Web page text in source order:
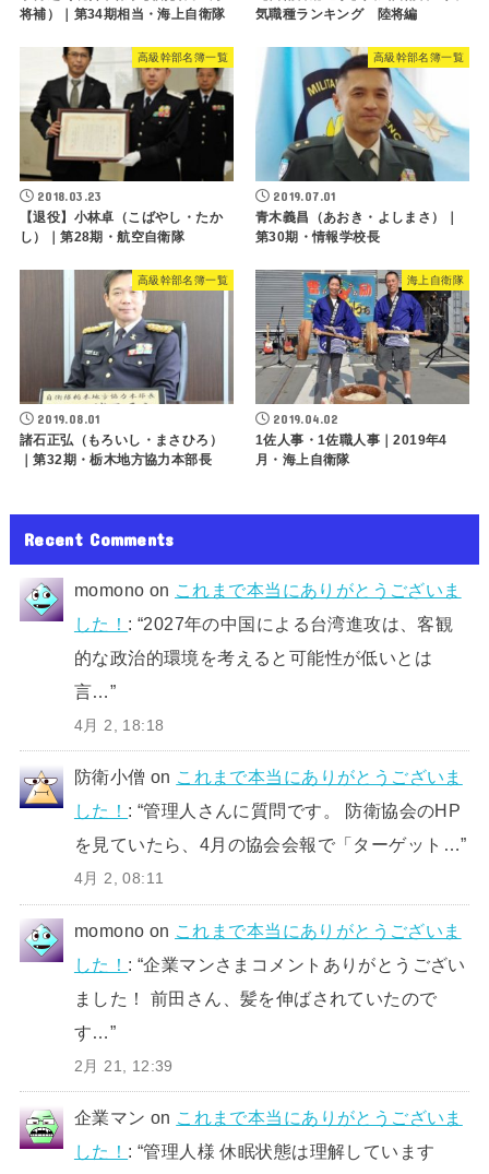
将補）｜第34期相当・海上自衛隊
気職種ランキング 陸将編
高級幹部名簿一覧
2018.03.23
【退役】小林卓（こばやし・たか
し）｜第28期・航空自衛隊
高級幹部名簿一覧
2019.07.01
青木義昌（あおき・よしまさ）｜
第30期・情報学校長
高級幹部名簿一覧
2019.08.01
諸石正弘（もろいし・まさひろ）
｜第32期・栃木地方協力本部長
海上自衛隊
2019.04.02
1佐人事・1佐職人事｜2019年4
月・海上自衛隊
Recent Comments
momono on これまで本当にありがとうございま
した！ : “2027年の中国による台湾進攻は、客観
的な政治的環境を考えると可能性が低いとは
言…”
4月 2, 18:18
防衛小僧 on これまで本当にありがとうございま
した！ : “管理人さんに質問です。 防衛協会のHP
を見ていたら、4月の協会会報で「ターゲット…”
4月 2, 08:11
momono on これまで本当にありがとうございま
した！ : “企業マンさまコメントありがとうござい
ました！ 前田さん、髪を伸ばされていたので
す…”
2月 21, 12:39
企業マン on これまで本当にありがとうございま
した！ : “管理人様 休眠状態は理解しています